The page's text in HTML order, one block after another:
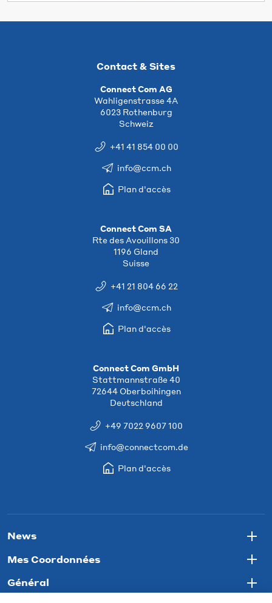
Contact & Sites
Connect Com AG
Wahligenstrasse 4A
6023 Rothenburg
Schweiz
+41 41 854 00 00
info@ccm.ch
Plan d'accès
Connect Com SA
Rte des Avouillons 30
1196 Gland
Suisse
+41 21 804 66 22
info@ccm.ch
Plan d'accès
Connect Com GmbH
Stattmannstraße 40
72644 Oberboihingen
Deutschland
+49 7022 9607 100
info@connectcom.de
Plan d'accès
News
Mes Coordonnées
Général